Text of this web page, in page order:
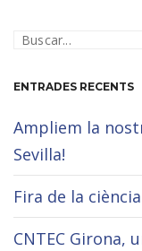
ENTRADES RECENTS
Ampliem la
Sevilla!
Fira de la
CNTEC Girona,